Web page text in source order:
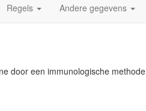
Regels Andere gegevens
door een immunologische